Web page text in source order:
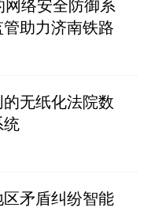
络安全防御系
助力济南铁路
无纸化法院数
统
矛盾纠纷智能